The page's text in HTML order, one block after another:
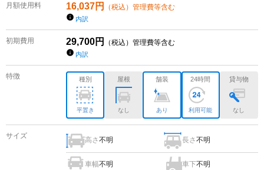
月額使用料 16,037円 （税込）管理費等含む
内訳
初期費用 29,700円 （税込）管理費等含む
内訳
特徴 種別
平置き
屋根
なし
舗装
あり
24時間
利用可能
貸与物
なし
サイズ
高さ不明 長さ不明
車幅不明 車下不明